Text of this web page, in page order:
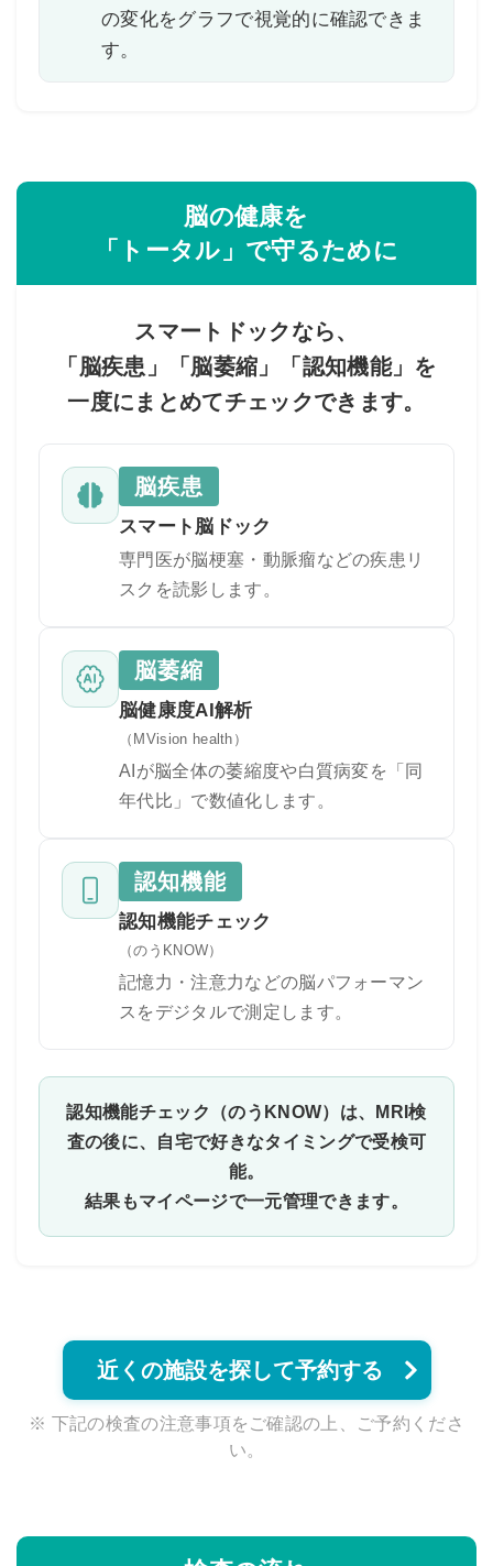
の変化をグラフで視覚的に確認できま
す。
脳の健康を
「トータル」で守るために
スマートドックなら、
「脳疾患」「脳萎縮」「認知機能」を
一度にまとめてチェックできます。
脳疾患
スマート脳ドック
専門医が脳梗塞・動脈瘤などの疾患リ
スクを読影します。
脳萎縮
脳健康度AI解析
（MVision health）
AIが脳全体の萎縮度や白質病変を「同
年代比」で数値化します。
認知機能
認知機能チェック
（のうKNOW）
記憶力・注意力などの脳パフォーマン
スをデジタルで測定します。
認知機能チェック（のうKNOW）は、
MRI検
査の後に、自宅で好きなタイミングで受検可
能。
結果もマイページで一元管理できます。
近くの施設を探して予約する
※ 下記の検査の注意事項をご確認の上、ご予約くださ
い。